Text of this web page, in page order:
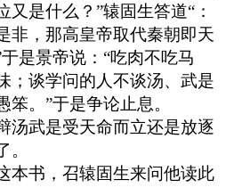
又是什么？”辕固生答道“：
非，那高皇帝取代秦朝即天
是景帝说：“吃肉不吃马
；谈学问的人不谈汤、武是
。”于是争论止息。
汤武是受天命而立还是放逐
本书，召辕固生来问他读此